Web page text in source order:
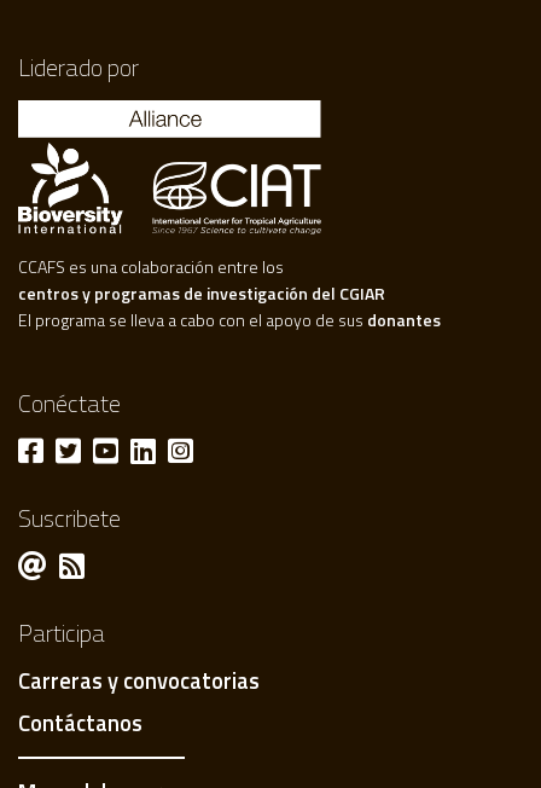
Liderado por
CCAFS es una colaboración entre los
centros y programas de investigación del CGIAR
El programa se lleva a cabo con el apoyo de sus donantes
Conéctate
Suscribete
Participa
Carreras y convocatorias
Contáctanos